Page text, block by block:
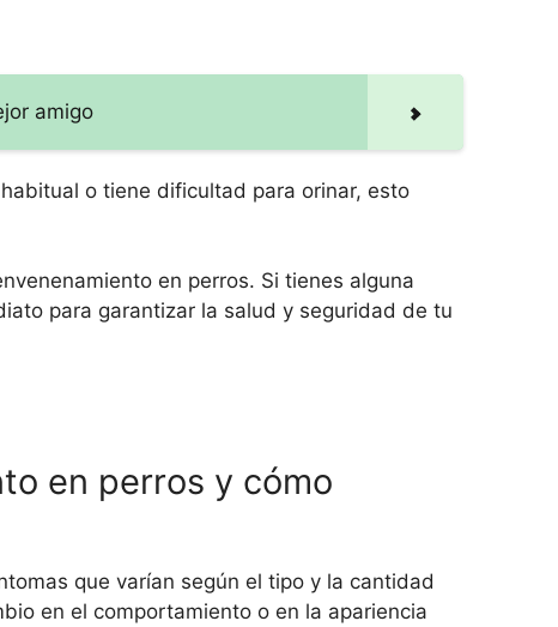
amigo
o tiene dificultad para orinar, esto
en perros. Si tienes alguna
para garantizar la salud y seguridad de tu
en perros y cómo
que varían según el tipo y la cantidad
en el comportamiento o en la apariencia